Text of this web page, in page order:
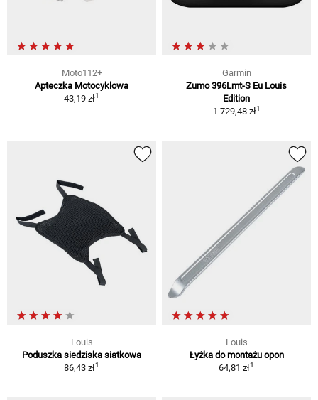
Moto112+
Apteczka Motocyklowa
43,19 zł1
Garmin
Zumo 396Lmt-S Eu Louis
Edition
1 729,48 zł1
Louis
Poduszka siedziska siatkowa
86,43 zł1
Louis
Łyżka do montażu opon
64,81 zł1